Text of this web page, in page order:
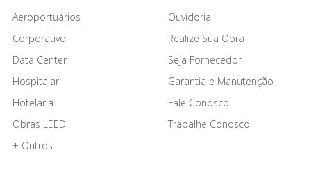
Aeroportuários
Corporativo
Data Center
Hospitalar
Hotelaria
Obras LEED
+ Outros
Ouvidoria
Realize Sua Obra
Seja Fornecedor
Garantia e Manutenção
Fale Conosco
Trabalhe Conosco